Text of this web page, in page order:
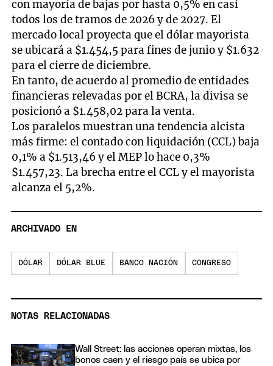
con mayoría de bajas por hasta 0,5% en casi
todos los de tramos de 2026 y de 2027. El
mercado local proyecta que el dólar mayorista
se ubicará a $1.454,5 para fines de junio y $1.632
para el cierre de diciembre.
En tanto, de acuerdo al promedio de entidades
financieras relevadas por el BCRA, la divisa se
posicionó a $1.458,02 para la venta.
Los paralelos muestran una tendencia alcista
más firme: el contado con liquidación (CCL) baja
0,1% a $1.513,46 y el MEP lo hace 0,3%
$1.457,23. La brecha entre el CCL y el mayorista
alcanza el 5,2%.
ARCHIVADO EN
DÓLAR DÓLAR BLUE BANCO NACIÓN CONGRESO
NOTAS RELACIONADAS
Wall Street: las acciones operan mixtas, los
bonos caen y el riesgo país se ubica por